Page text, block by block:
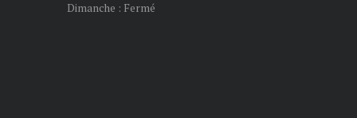
Dimanche : Fermé